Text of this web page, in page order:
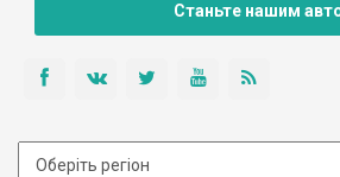
Станьте нашим